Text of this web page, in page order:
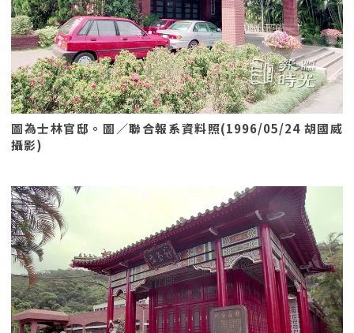
圖為士林官邸。圖／聯合報系資料照(1996/05/24 胡國威
攝影)